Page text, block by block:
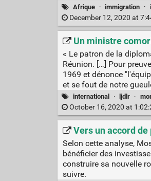
Afrique · immigration ·
December 12, 2020 at
Un ministre
« Le patron de la
Réunion. […] Pour
1969 et dénonce
et se fout de notre
international · ljdlr ·
October 16, 2020 at
Vers un accord
Selon cette analyse,
bénéficier des
construire sa nouvelle
suivre.